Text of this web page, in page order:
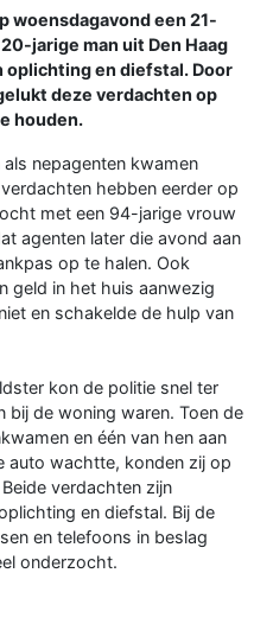
woensdagavond een 21-
jarige man uit Den Haag
oplichting en diefstal. Door
deze verdachten op
houden.
nepagenten kwamen
hebben eerder op
met een 94-jarige vrouw
agenten later die avond aan
op te halen. Ook
geld in het huis aanwezig
en schakelde de hulp van
kon de politie snel ter
bij de woning waren. Toen de
en één van hen aan
auto wachtte, konden zij op
verdachten zijn
en diefstal. Bij de
en telefoons in beslag
onderzocht.